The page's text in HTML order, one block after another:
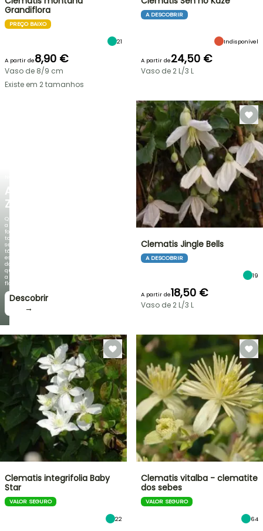
AGAPANTHUS
ZAMBEZI
Quando
a
folhagem
torna-
se
tão
espetacular
do
que
a
floração!
Descobrir
→
Grandiflora
PREÇO BAIXO
21
A partir de8,90 €
Vaso de 8/9 cm
Existe em 2 tamanhos
A DESCOBRIR
Indisponível
A partir de24,50 €
Vaso de 2 L/3 L
Clematis Jingle Bells
A DESCOBRIR
19
A partir de18,50 €
Vaso de 2 L/3 L
Clematis integrifolia Baby
Star
VALOR SEGURO
22
Clematis vitalba - clematite
dos sebes
VALOR SEGURO
64